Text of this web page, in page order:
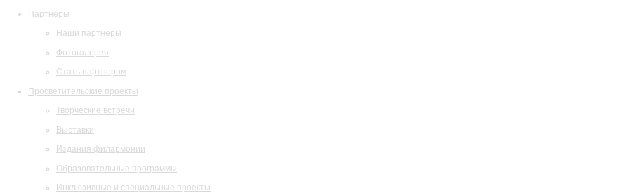
Партнеры
Наши партнеры
Фотогалерея
Стать партнером
Просветительские проекты
Творческие встречи
Выставки
Издания филармонии
Образовательные программы
Инклюзивные и специальные проекты